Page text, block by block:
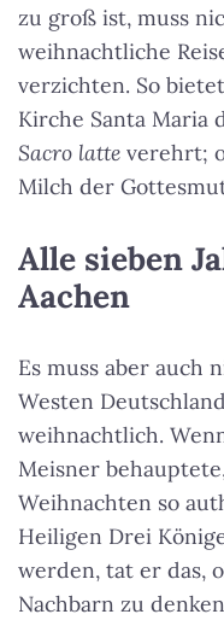
zu groß ist, muss
weihnachtliche
verzichten. So
Kirche Santa Maria
Sacro latte verehrt;
Milch der
Alle sieben
Aachen
Es muss aber auch
Westen
weihnachtlich.
Meisner
Weihnachten so
Heiligen Drei
werden, tat er das,
Nachbarn zu